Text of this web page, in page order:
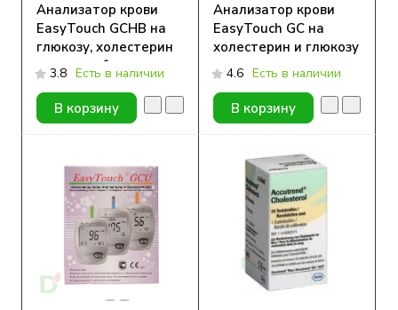
Анализатор крови
EasyTouch GCHB на
глюкозу, холестерин
и гемоглобин
3.8 Есть в наличии
В корзину
Анализатор крови
EasyTouch GC на
холестерин и глюкозу
4.6 Есть в наличии
В корзину